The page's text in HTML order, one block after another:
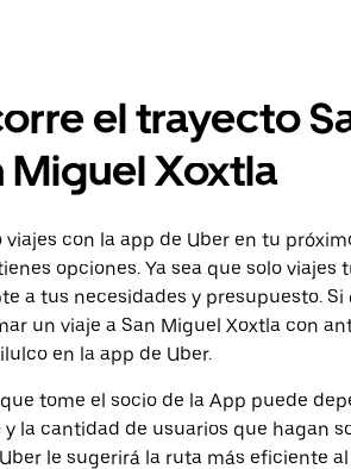
el trayecto
Miguel Xoxtla
viajes con la app de Uber en tu
opciones. Ya sea que solo
a tus necesidades y presupuesto.
un viaje a San Miguel Xoxtla con
en la app de Uber.
tome el socio de la App puede
la cantidad de usuarios que hagan
le sugerirá la ruta más eficiente